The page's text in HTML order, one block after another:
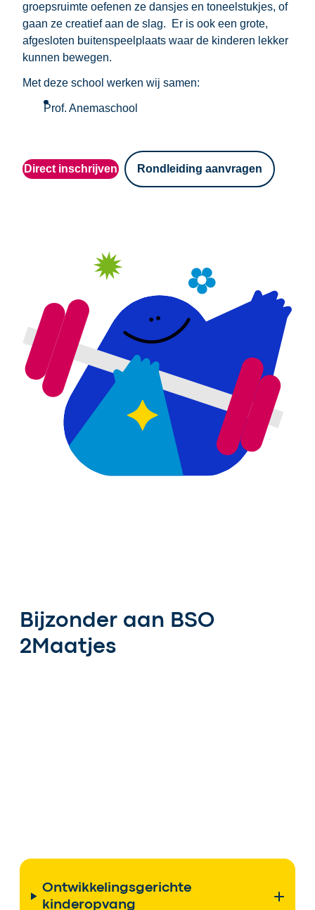
groepsruimte oefenen ze dansjes en toneelstukjes, of
gaan ze creatief aan de slag. Er is ook een grote,
afgesloten buitenspeelplaats waar de kinderen lekker
kunnen bewegen.
Met deze school werken wij samen:
Prof. Anemaschool
Direct inschrijven Rondleiding aanvragen
Bijzonder aan BSO
2Maatjes
Ontwikkelingsgerichte
kinderopvang